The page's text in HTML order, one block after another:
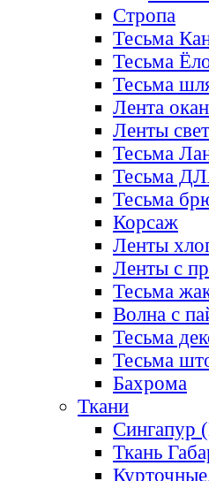
Стропа
Тесьма
Тесьма
Тесьма
Лента
Ленты
Тесьма
Тесьма
Тесьма
Корсаж
Ленты
Ленты с
Тесьма
Волна с
Тесьма
Тесьма
Бахрома
Ткани
Сингапур
Ткань